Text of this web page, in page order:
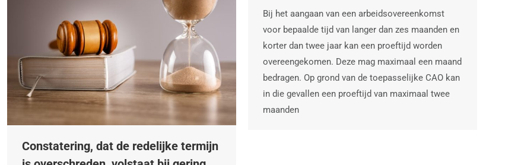
Bij het aangaan van een arbeidsovereenkomst
voor bepaalde tijd van langer dan zes maanden en
korter dan twee jaar kan een proeftijd worden
overeengekomen. Deze mag maximaal een maand
bedragen. Op grond van de toepasselijke CAO kan
in die gevallen een proeftijd van maximaal twee
maanden
Constatering, dat de redelijke termijn